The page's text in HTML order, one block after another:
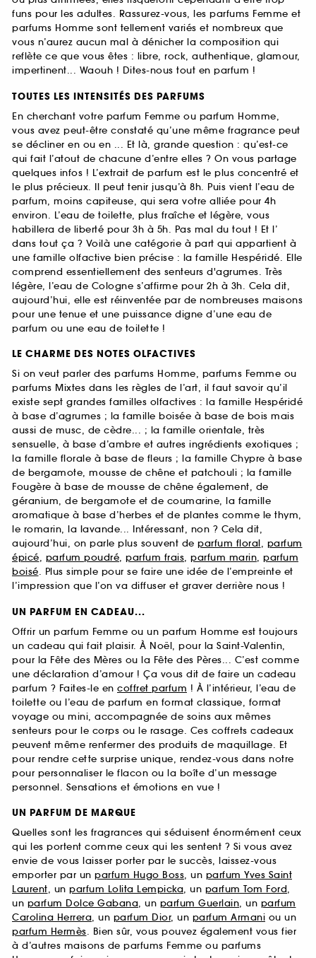
funs pour les adultes. Rassurez-vous, les parfums Femme et
parfums Homme sont tellement variés et nombreux que
vous n’aurez aucun mal à dénicher la composition qui
reflète ce que vous êtes : libre, rock, authentique, glamour,
impertinent... Waouh ! Dites-nous tout en parfum !
TOUTES LES INTENSITÉS DES PARFUMS
En cherchant votre parfum Femme ou parfum Homme,
vous avez peut-être constaté qu’une même fragrance peut
se décliner en ou en ... Et là, grande question : qu’est-ce
qui fait l’atout de chacune d’entre elles ? On vous partage
quelques infos ! L’extrait de parfum est le plus concentré et
le plus précieux. Il peut tenir jusqu’à 8h. Puis vient l’eau de
parfum, moins capiteuse, qui sera votre alliée pour 4h
environ. L’eau de toilette, plus fraîche et légère, vous
habillera de liberté pour 3h à 5h. Pas mal du tout ! Et l’
dans tout ça ? Voilà une catégorie à part qui appartient à
une famille olfactive bien précise : la famille Hespéridé. Elle
comprend essentiellement des senteurs d'agrumes. Très
légère, l’eau de Cologne s’affirme pour 2h à 3h. Cela dit,
aujourd’hui, elle est réinventée par de nombreuses maisons
pour une tenue et une puissance digne d’une eau de
parfum ou une eau de toilette !
LE CHARME DES NOTES OLFACTIVES
Si on veut parler des parfums Homme, parfums Femme ou
parfums Mixtes dans les règles de l’art, il faut savoir qu’il
existe sept grandes familles olfactives : la famille Hespéridé
à base d’agrumes ; la famille boisée à base de bois mais
aussi de musc, de cèdre... ; la famille orientale, très
sensuelle, à base d’ambre et autres ingrédients exotiques ;
la famille florale à base de fleurs ; la famille Chypre à base
de bergamote, mousse de chêne et patchouli ; la famille
Fougère à base de mousse de chêne également, de
géranium, de bergamote et de coumarine, la famille
aromatique à base d’herbes et de plantes comme le thym,
le romarin, la lavande... Intéressant, non ? Cela dit,
aujourd’hui, on parle plus souvent de parfum floral, parfum
épicé, parfum poudré, parfum frais, parfum marin, parfum
boisé. Plus simple pour se faire une idée de l’empreinte et
l’impression que l’on va diffuser et graver derrière nous !
UN PARFUM EN CADEAU...
Offrir un parfum Femme ou un parfum Homme est toujours
un cadeau qui fait plaisir. À Noël, pour la Saint-Valentin,
pour la Fête des Mères ou la Fête des Pères... C’est comme
une déclaration d’amour ! Ça vous dit de faire un cadeau
parfum ? Faites-le en coffret parfum ! À l’intérieur, l’eau de
toilette ou l’eau de parfum en format classique, format
voyage ou mini, accompagnée de soins aux mêmes
senteurs pour le corps ou le rasage. Ces coffrets cadeaux
peuvent même renfermer des produits de maquillage. Et
pour rendre cette surprise unique, rendez-vous dans notre
pour personnaliser le flacon ou la boîte d’un message
personnel. Sensations et émotions en vue !
UN PARFUM DE MARQUE
Quelles sont les fragrances qui séduisent énormément ceux
qui les portent comme ceux qui les sentent ? Si vous avez
envie de vous laisser porter par le succès, laissez-vous
emporter par un parfum Hugo Boss, un parfum Yves Saint
Laurent, un parfum Lolita Lempicka, un parfum Tom Ford,
un parfum Dolce Gabana, un parfum Guerlain, un parfum
Carolina Herrera, un parfum Dior, un parfum Armani ou un
parfum Hermès. Bien sûr, vous pouvez également vous fier
à d’autres maisons de parfums Femme ou parfums